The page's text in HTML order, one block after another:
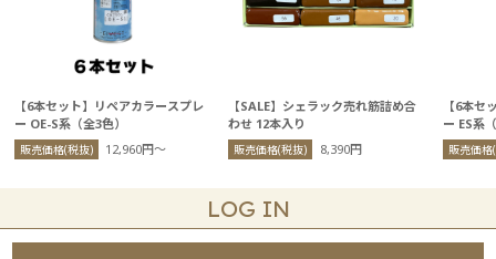
【6本セット】リペアカラースプレ
ー OE-S系（全3色）
販売価格(税抜) 12,960円〜
【SALE】シェラック売れ筋詰め合
わせ 12本入り
販売価格(税抜) 8,390円
【6本セ
ー ES系
販売価格
LOG IN